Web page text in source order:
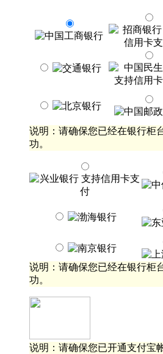
说明：请确保您已经在银行柜
功。
说明：请确保您已经在银行柜
功。
说明：请确保您已开通支付宝